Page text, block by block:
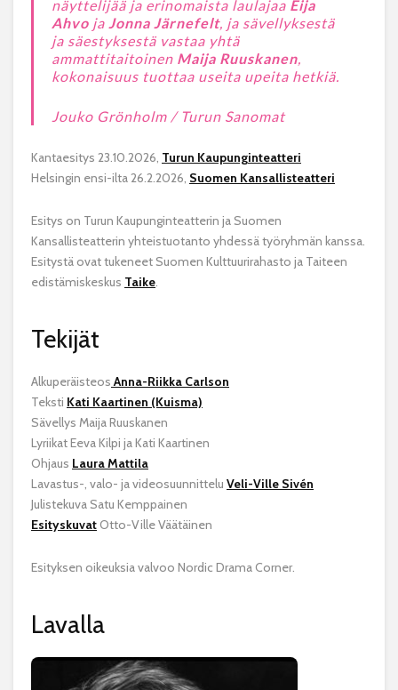
näyttelijää ja erinomaista laulajaa Eija
Ahvo ja Jonna Järnefelt, ja sävellyksestä
ja säestyksestä vastaa yhtä
ammattitaitoinen Maija Ruuskanen,
kokonaisuus tuottaa useita upeita hetkiä.
Jouko Grönholm / Turun Sanomat
Kantaesitys 23.10.2026, Turun Kaupunginteatteri
Helsingin ensi-ilta 26.2.2026, Suomen Kansallisteatteri
Esitys on Turun Kaupunginteatterin ja Suomen
Kansallisteatterin yhteistuotanto yhdessä työryhmän kanssa.
Esitystä ovat tukeneet Suomen Kulttuurirahasto ja Taiteen
edistämiskeskus Taike.
Tekijät
AlkuperäisteosAnna-Riikka Carlson
Teksti Kati Kaartinen (Kuisma)
Sävellys Maija Ruuskanen
Lyriikat Eeva Kilpi ja Kati Kaartinen
Ohjaus Laura Mattila
Lavastus-, valo- ja videosuunnittelu Veli-Ville Sivén
Julistekuva Satu Kemppainen
Esityskuvat Otto-Ville Väätäinen
Esityksen oikeuksia valvoo Nordic Drama Corner.
Lavalla